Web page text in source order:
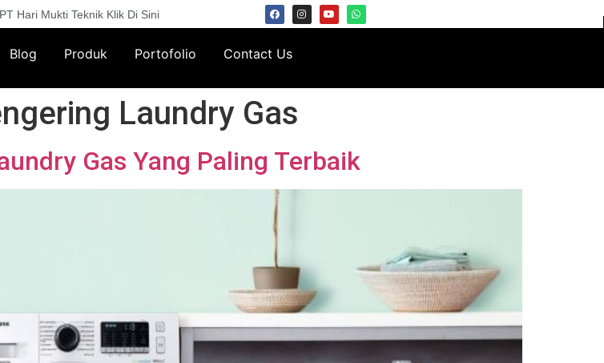
Hari Mukti Teknik Klik Di Sini
Blog Produk Portofolio Contact Us
Laundry Gas
Gas Yang Paling Terbaik